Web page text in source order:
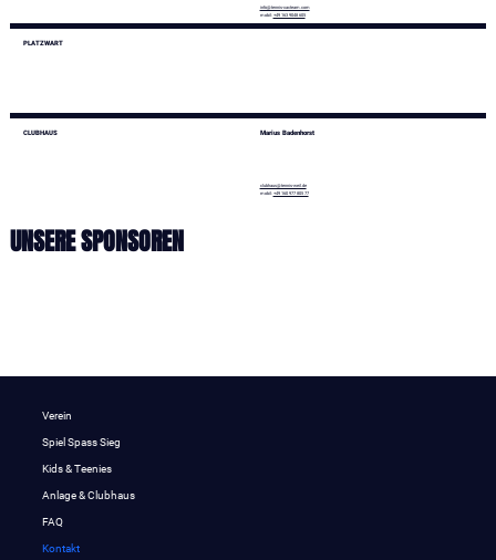
info@tennis-xacteam.com
mobil: +49 163 9048 605
PLATZWART
CLUBHAUS
clubhaus@tennis-weil.de
mobil: +49 160 977 805 77
Marius Badenhorst
UNSERE SPONSOREN
Verein
Spiel Spass Sieg
Kids & Teenies
Anlage & Clubhaus
FAQ
Kontakt